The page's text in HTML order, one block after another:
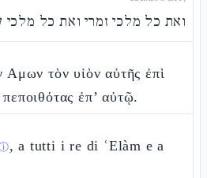
ואת כל מלכי זמרי ואת כל מלכי
Αμων τὸν υἱὸν αὐτῆς ἐπὶ
ἐπ’ αὐτῷ.
, a tutti i re di ʿElàm e a